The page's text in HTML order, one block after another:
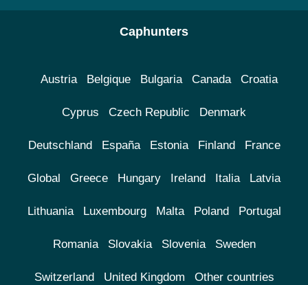
Caphunters
Austria Belgique Bulgaria Canada Croatia
Cyprus Czech Republic Denmark
Deutschland España Estonia Finland France
Global Greece Hungary Ireland Italia Latvia
Lithuania Luxembourg Malta Poland Portugal
Romania Slovakia Slovenia Sweden
Switzerland United Kingdom Other countries